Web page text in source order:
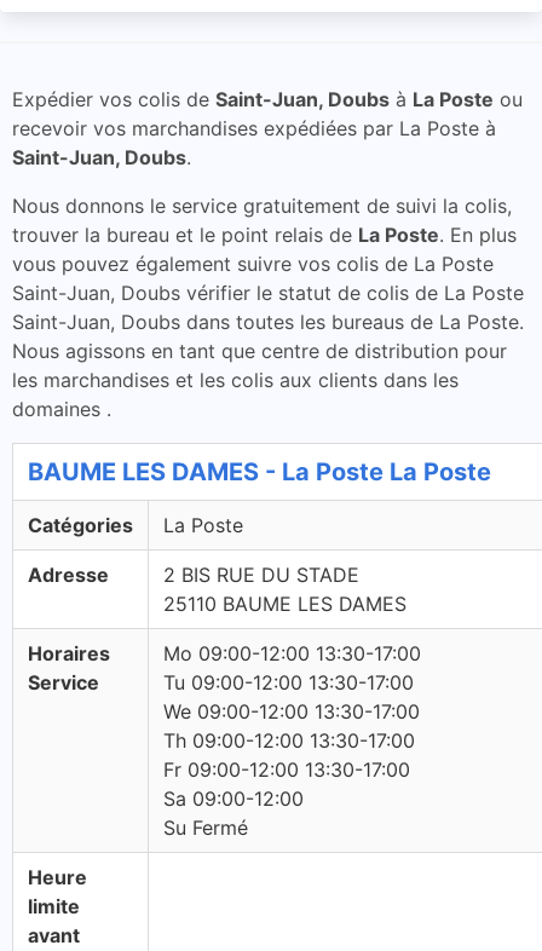
Expédier vos colis de Saint-Juan, Doubs à La Poste ou
recevoir vos marchandises expédiées par La Poste à
Saint-Juan, Doubs.
Nous donnons le service gratuitement de suivi la colis,
trouver la bureau et le point relais de La Poste. En plus
vous pouvez également suivre vos colis de La Poste
Saint-Juan, Doubs vérifier le statut de colis de La Poste
Saint-Juan, Doubs dans toutes les bureaus de La Poste.
Nous agissons en tant que centre de distribution pour
les marchandises et les colis aux clients dans les
domaines .
BAUME LES DAMES - La Poste La Poste
Catégories La Poste
Adresse
2 BIS RUE DU STADE
25110 BAUME LES DAMES
Horaires
Service
Mo 09:00-12:00 13:30-17:00
Tu 09:00-12:00 13:30-17:00
We 09:00-12:00 13:30-17:00
Th 09:00-12:00 13:30-17:00
Fr 09:00-12:00 13:30-17:00
Sa 09:00-12:00
Su Fermé
Heure
limite
avant